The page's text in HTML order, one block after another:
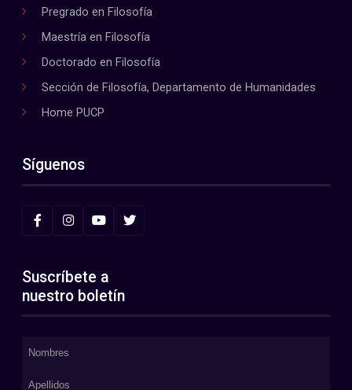
Pregrado en Filosofía
Maestría en Filosofía
Doctorado en Filosofía
Sección de Filosofía, Departamento de Humanidades
Home PUCP
Síguenos
Suscríbete a
nuestro boletín